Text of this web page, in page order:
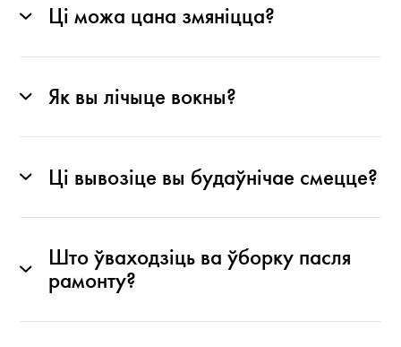
Ці можа цана змяніцца?
Як вы лічыце вокны?
Ці вывозіце вы будаўнічае смецце?
Што ўваходзіць ва ўборку пасля
рамонту?